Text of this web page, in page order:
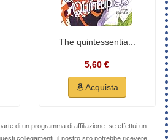
The quintessentia...
5,60 €
Acquista
di un programma di affiliazione: se effettui un
collegamenti, il nostro sito potrebbe ricevere